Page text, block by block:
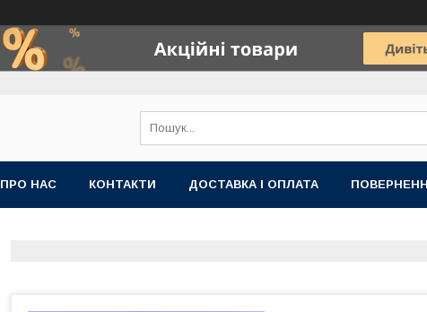
ПРО НАС КОНТАКТИ ДОСТАВКА І ОПЛАТА